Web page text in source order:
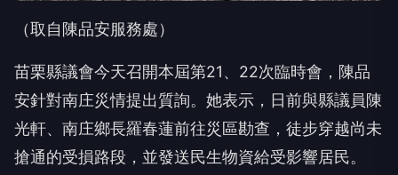
（取自陳品安服務處）
苗栗縣議會今天召開本屆第21、22次臨時會，陳品
安針對南庄災情提出質詢。她表示，日前與縣議員陳
光軒、南庄鄉長羅春蓮前往災區勘查，徒步穿越尚未
搶通的受損路段，並發送民生物資給受影響居民。